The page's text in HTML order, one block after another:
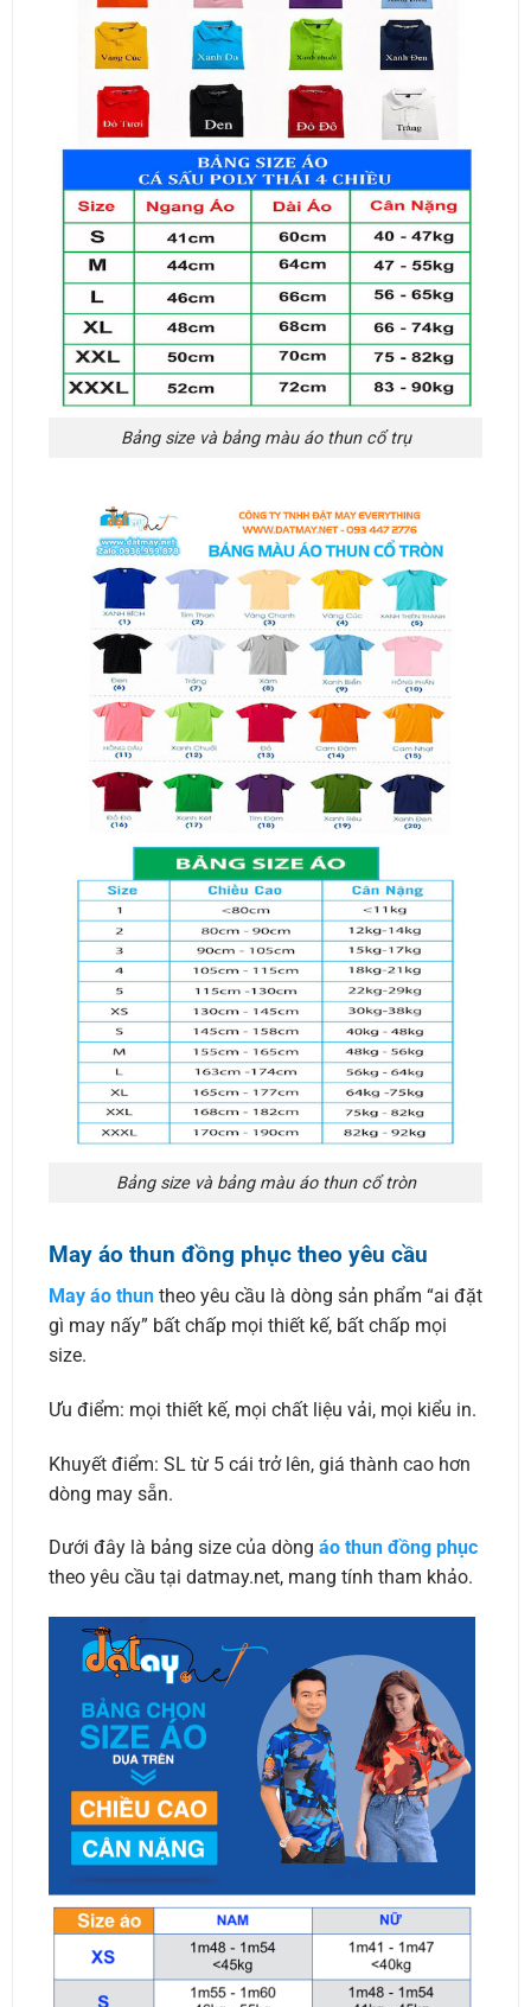
Bảng size và bảng màu áo thun cổ trụ
Bảng size và bảng màu áo thun cổ tròn
May áo thun đồng phục theo yêu cầu
May áo thun theo yêu cầu là dòng sản phẩm “ai đặt
gì may nấy” bất chấp mọi thiết kế, bất chấp mọi
size.
Ưu điểm: mọi thiết kế, mọi chất liệu vải, mọi kiểu in.
Khuyết điểm: SL từ 5 cái trở lên, giá thành cao hơn
dòng may sẵn.
Dưới đây là bảng size của dòng áo thun đồng phục
theo yêu cầu tại datmay.net, mang tính tham khảo.